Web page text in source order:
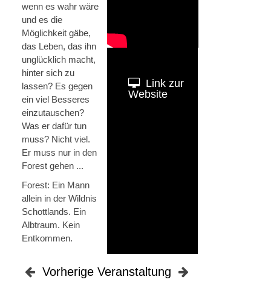
wenn es wahr wäre
und es die
Möglichkeit gäbe,
das Leben, das ihn
unglücklich macht,
hinter sich zu
lassen? Es gegen
ein viel Besseres
einzutauschen?
Was er dafür tun
muss? Nicht viel.
Er muss nur in den
Forest gehen ...
Forest: Ein Mann
allein in der Wildnis
Schottlands. Ein
Albtraum. Kein
Entkommen.
Link zur
Website
Vorherige Veranstaltung